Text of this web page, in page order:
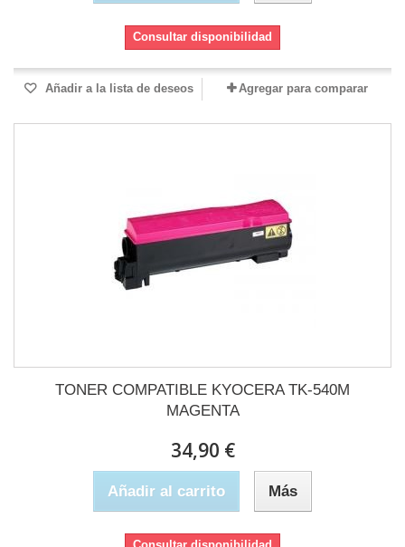
Consultar disponibilidad
Añadir a la lista de deseos Agregar para comparar
TONER COMPATIBLE KYOCERA TK-540M
MAGENTA
34,90 €
Añadir al carrito Más